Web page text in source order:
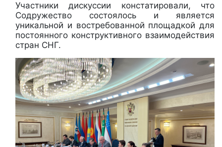
Участники дискуссии констатировали, что
Содружество состоялось и является
уникальной и востребованной площадкой для
постоянного конструктивного взаимодействия
стран СНГ.